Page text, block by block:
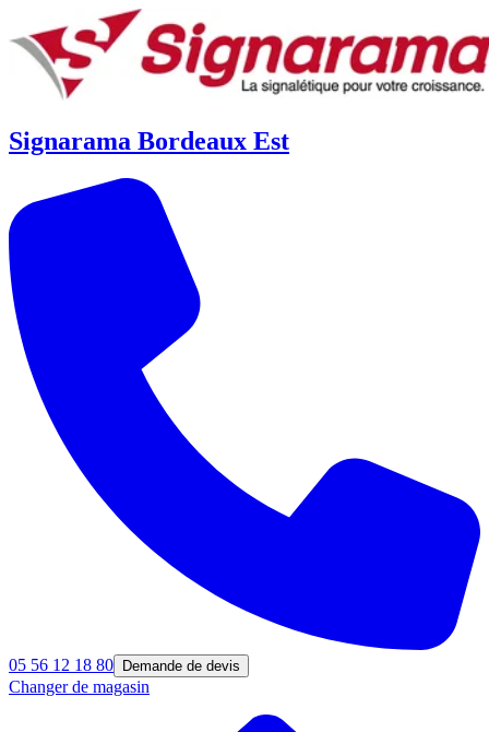
Signarama Bordeaux Est
05 56 12 18 80 Demande de devis
Changer de magasin